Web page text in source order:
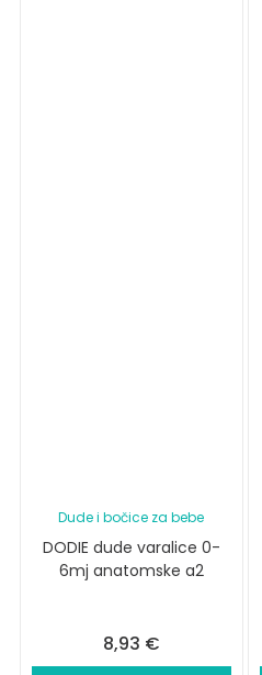
Dude i bočice za bebe
DODIE dude varalice 0-
6mj anatomske a2
8,93 €